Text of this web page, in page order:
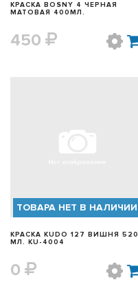
КРАСКА BOSNY 4 ЧЕРНАЯ
МАТОВАЯ 400МЛ.
450
ТОВАРА НЕТ В НАЛИЧИИ
КРАСКА KUDO 127 ВИШНЯ 520
МЛ. KU-4004
0